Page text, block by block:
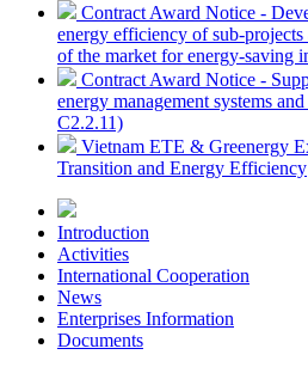
Contract Award Notice -
energy efficiency of sub-projects
of the market for energy-saving
Contract Award Notice -
energy management systems
C2.2.11)
Vietnam ETE & Greenergy
Transition and Energy Efficiency
Introduction
Activities
International Cooperation
News
Enterprises Information
Documents